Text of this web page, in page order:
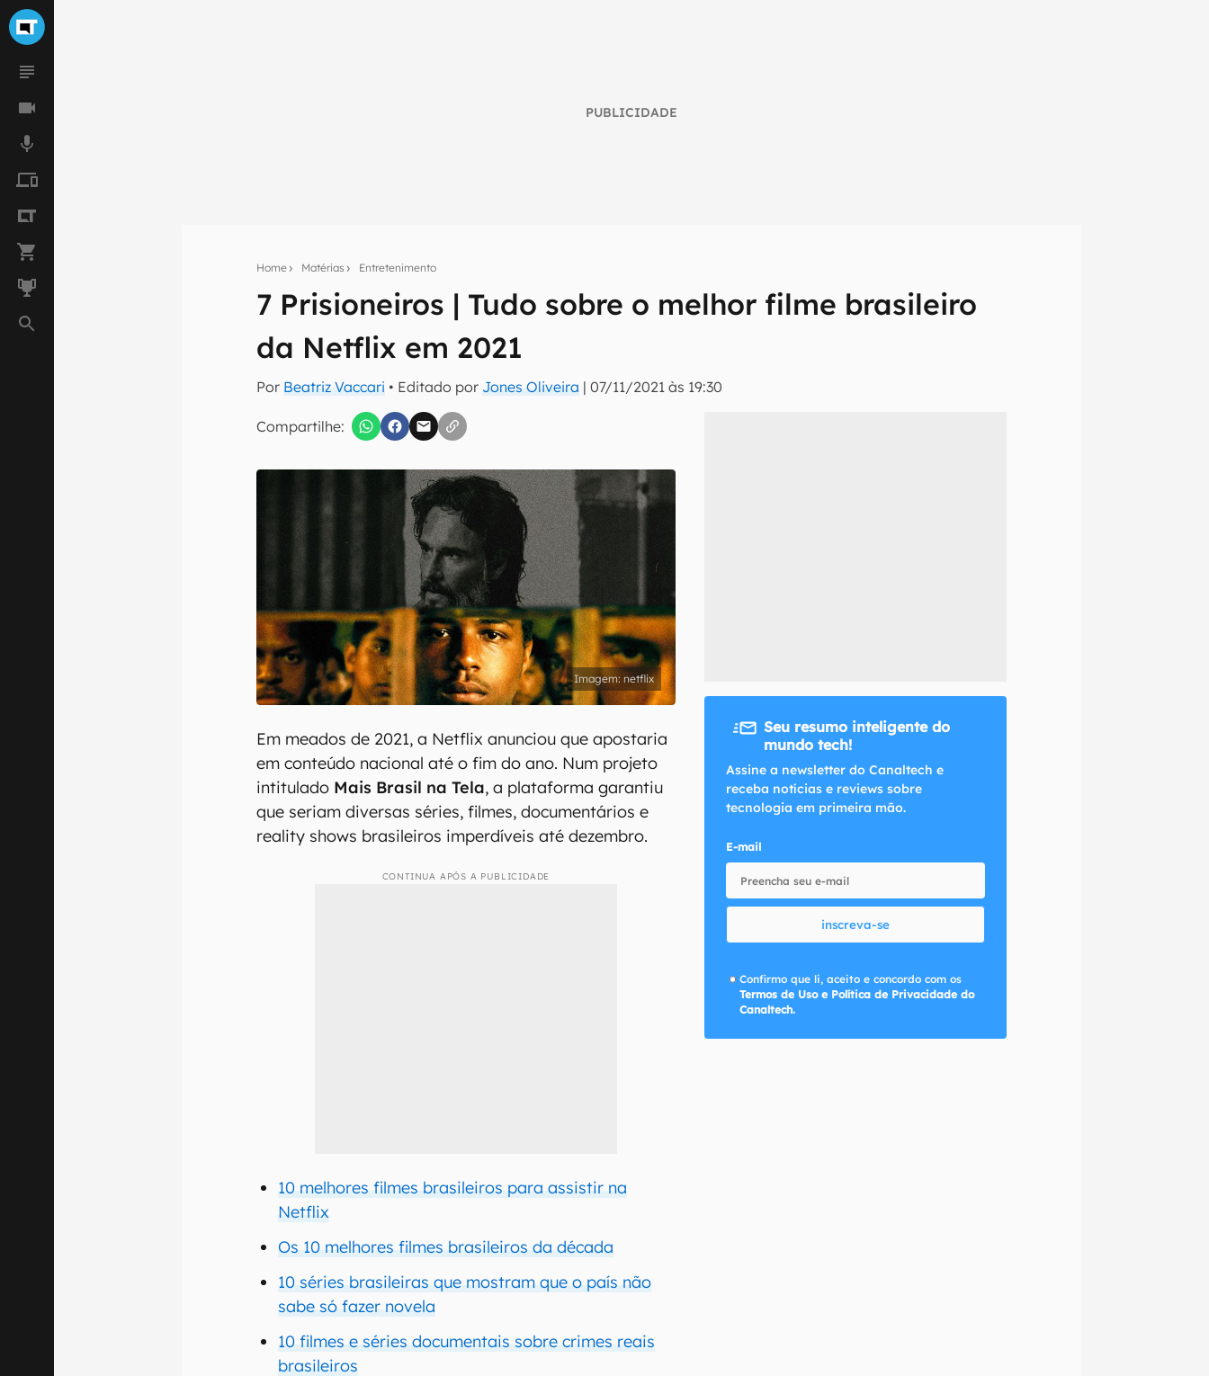
PUBLICIDADE
Home Matérias Entretenimento
7 Prisioneiros | Tudo sobre o melhor filme brasileiro
da Netflix em 2021
Por Beatriz Vaccari • Editado por Jones Oliveira |07/11/2021 às 19:30
Compartilhe:
Seu resumo inteligente do mundo tech!
Assine a newsletter do Canaltech e receba notícias e reviews sobre tecnologia em primeira
inscreva-se
Confirmo que li, aceito e concordo com os Termos de Uso e Política de Privacidade do Canaltech.
netflix
Em meados de 2021, a Netflix anunciou que apostaria
em conteúdo nacional até o fim do ano. Num projeto
intitulado Mais Brasil na Tela, a plataforma garantiu
que seriam diversas séries, filmes, documentários e
reality shows brasileiros imperdíveis até dezembro.
CONTINUA APÓS A PUBLICIDADE
10 melhores filmes brasileiros para assistir na
Netflix
Os 10 melhores filmes brasileiros da década
10 séries brasileiras que mostram que o país não
sabe só fazer novela
10 filmes e séries documentais sobre crimes reais
brasileiros
Seu resumo inteligente do
mundo tech!
Assine a newsletter do Canaltech e
receba notícias e reviews sobre
tecnologia em primeira mão.
E-mail
inscreva-se
Confirmo que li, aceito e concordo com os
Termos de Uso e Política de Privacidade do
Canaltech.